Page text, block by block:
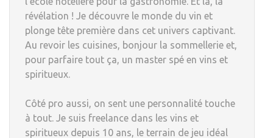
révélation ! Je découvre le monde du vin et
plonge tête première dans cet univers captivant.
Au revoir les cuisines, bonjour la sommellerie et,
pour parfaire tout ça, un master spé en vins et
spiritueux.
Côté pro aussi, on sent une personnalité touche
à tout. Je suis freelance dans les vins et
spiritueux depuis 10 ans, le terrain de jeu idéal